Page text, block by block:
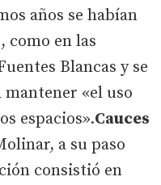
años se habían
como en las
Blancas y se
«el uso
espacios».Cauces
a su paso
consistió en